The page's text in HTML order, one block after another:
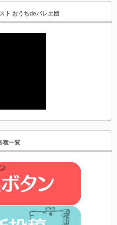
ト おうちdeバレエ団
種一覧